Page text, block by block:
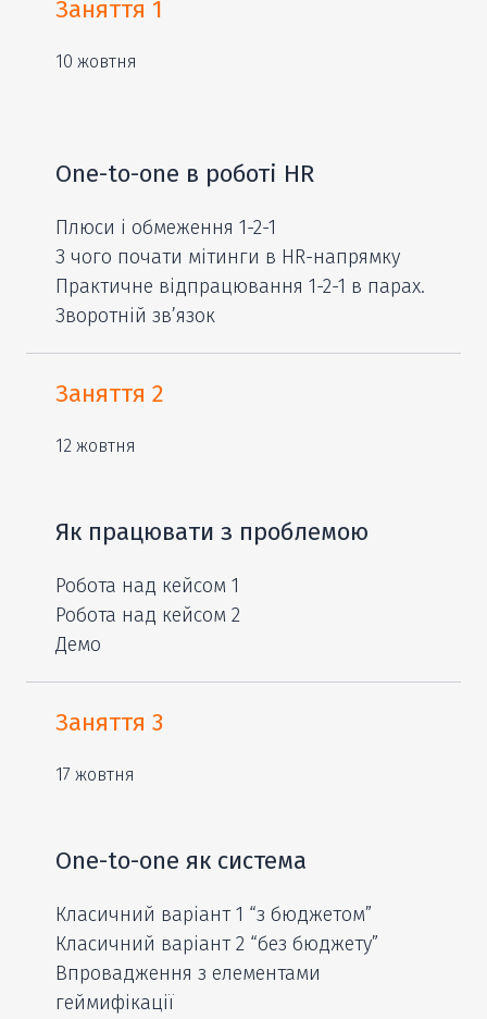
Заняття 1
10 жовтня
One-to-one в роботі HR
Плюси і обмеження 1-2-1
З чого почати мітинги в HR-напрямку
Практичне відпрацювання 1-2-1 в парах.
Зворотній зв’язок
Заняття 2
12 жовтня
Як працювати з проблемою
Робота над кейсом 1
Робота над кейсом 2
Демо
Заняття 3
17 жовтня
One-to-one як система
Класичний варіант 1 “з бюджетом”
Класичний варіант 2 “без бюджету”
Впровадження з елементами
геймифікації